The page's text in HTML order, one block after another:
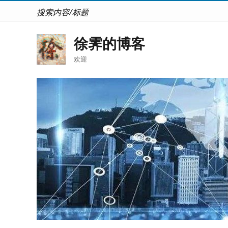
搜索内容/标题
徐霁的博客
欢迎